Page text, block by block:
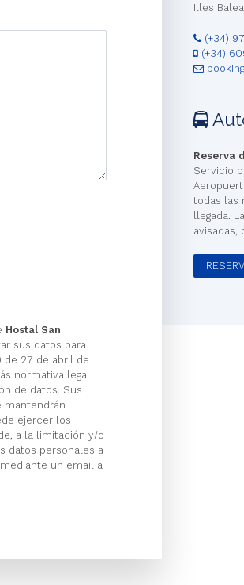
Illes
(+34)
(+34)
Reserva
Servicio
todas las
llegada.
avisadas,
Hostal San
sus datos para
de 27 de abril de
normativa legal
de datos. Sus
mantendrán
ejercer los
a la limitación y/o
datos personales a
un email a